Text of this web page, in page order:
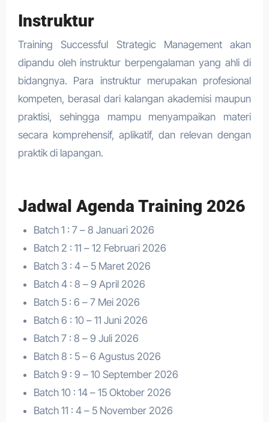
Instruktur
Training Successful Strategic Management akan
dipandu oleh instruktur berpengalaman yang ahli di
bidangnya. Para instruktur merupakan profesional
kompeten, berasal dari kalangan akademisi maupun
praktisi, sehingga mampu menyampaikan materi
secara komprehensif, aplikatif, dan relevan dengan
praktik di lapangan.
Jadwal Agenda Training 2026
Batch 1 : 7 – 8 Januari 2026
Batch 2 : 11 – 12 Februari 2026
Batch 3 : 4 – 5 Maret 2026
Batch 4 : 8 – 9 April 2026
Batch 5 : 6 – 7 Mei 2026
Batch 6 : 10 – 11 Juni 2026
Batch 7 : 8 – 9 Juli 2026
Batch 8 : 5 – 6 Agustus 2026
Batch 9 : 9 – 10 September 2026
Batch 10 : 14 – 15 Oktober 2026
Batch 11 : 4 – 5 November 2026